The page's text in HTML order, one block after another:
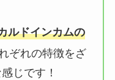
ルドインカムの
ぞれの特徴をざ
じです！